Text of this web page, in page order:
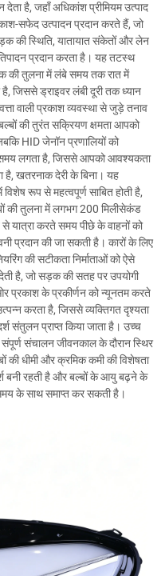
देता है, जहाँ अधिकांश प्रीमियम उत्पाद
सफेद उत्पादन प्रदान करते हैं, जो
की स्थिति, यातायात संकेतों और लेन
प्रदान करता है। यह तटस्थ
की तुलना में लंबे समय तक रात में
जिससे ड्राइवर लंबी दूरी तक ध्यान
वाली प्रकाश व्यवस्था से जुड़े तनाव
की तुरंत सक्रियण क्षमता आपको
HID जेनॉन प्रणालियों को
लगता है, जिससे आपको आवश्यकता
है, खतरनाक देरी के बिना। यह
रूप से महत्वपूर्ण साबित होती है,
की तुलना में लगभग 200 मिलीसेकंड
से यात्रा करते समय पीछे के वाहनों को
प्रदान की जा सकती है। कारों के लिए
की सटीकता निर्माताओं को ऐसे
है, जो सड़क की सतह पर उपयोगी
प्रकाश के प्रकीर्णन को न्यूनतम करते
करता है, जिससे व्यक्तिगत दृश्यता
संतुलन प्राप्त किया जाता है। उच्च
संचालन जीवनकाल के दौरान स्थिर
धीमी और क्रमिक कमी की विशेषता
बनी रहती है और बल्बों के आयु बढ़ने के
के साथ समाप्त कर सकती है।